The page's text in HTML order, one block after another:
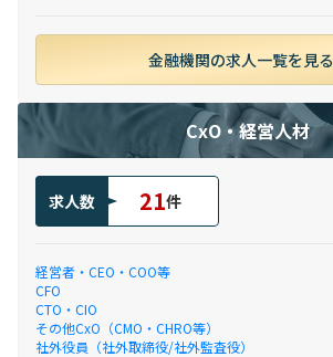
金融機関の求人一覧を見る
CxO・経営人材
求人数 21件
経営者・CEO・COO等
CFO
CTO・CIO
その他CxO（CMO・CHRO等）
社外役員（社外取締役/社外監査役）